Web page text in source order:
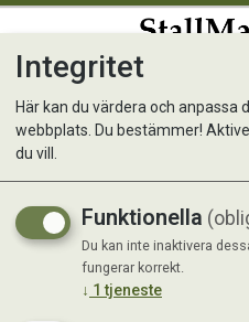
Ocean Bastvätt
Oparfymerad
Denna refillpåse
vikt 6,2kg!
Integritet
Här kan du värdera och anpassa
webbplats. Du bestämmer!
du vill.
Funktionella
Du kan inte inaktivera
fungerar korrekt.
↓ 1 tjeneste